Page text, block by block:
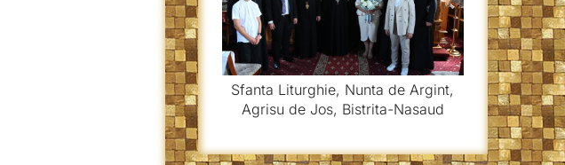
Sfanta Liturghie, Nunta de Argint,
Agrisu de Jos, Bistrita-Nasaud